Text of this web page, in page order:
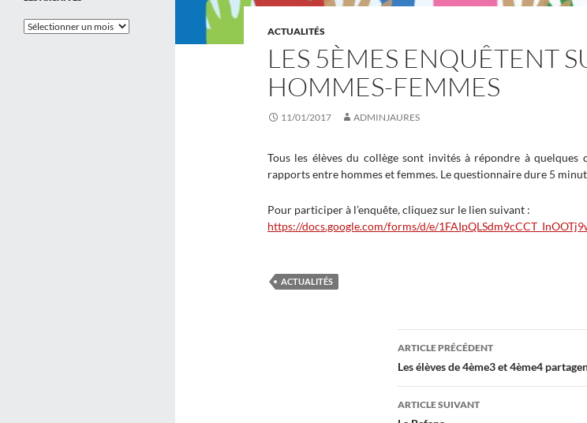
ACTUALITÉS
LES 5ÈMES ENQUÊTENT
HOMMES-FEMMES
11/01/2017 ADMINJAURES
Tous les élèves du collège sont invités à répondre à
rapports entre hommes et femmes. Le questionnaire dure 5
Pour participer à l’enquête, cliquez sur le lien suivant :
https://docs.google.com/forms/d/e/
ACTUALITÉS
Navigation
des
articles
ARTICLE PRÉCÉDENT
Les élèves de 4ème3 et 4ème4
ARTICLE SUIVANT
Les